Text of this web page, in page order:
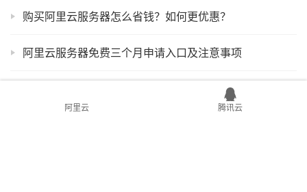
购买阿里云服务器怎么省钱？如何更优惠？
阿里云服务器免费三个月申请入口及注意事项
阿里云 腾讯云